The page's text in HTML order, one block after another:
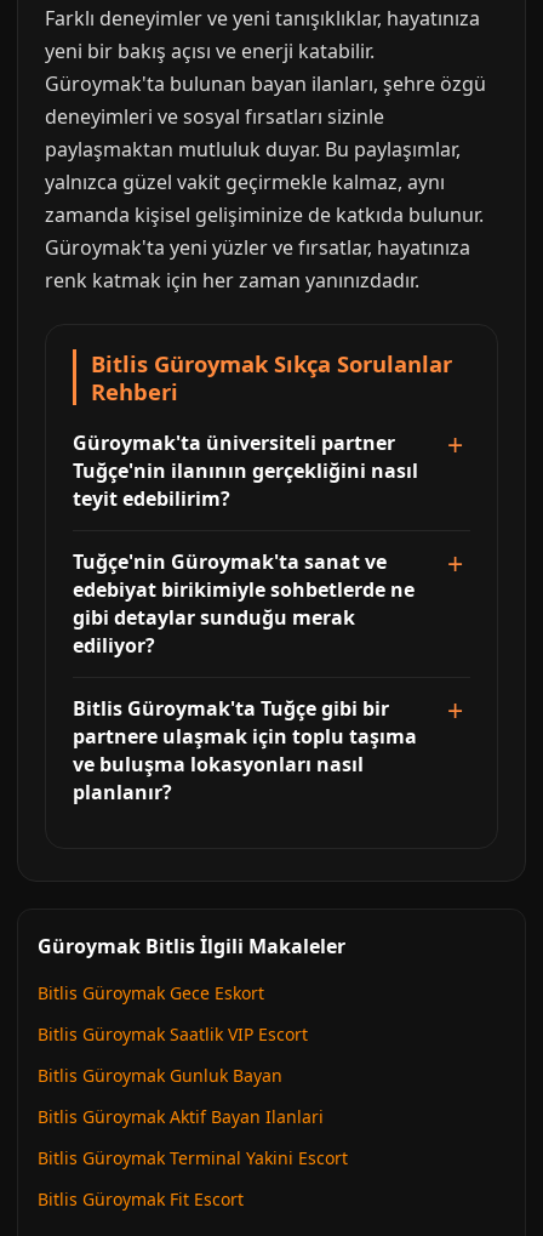
Farklı deneyimler ve yeni tanışıklıklar, hayatınıza
yeni bir bakış açısı ve enerji katabilir.
Güroymak'ta bulunan bayan ilanları, şehre özgü
deneyimleri ve sosyal fırsatları sizinle
paylaşmaktan mutluluk duyar. Bu paylaşımlar,
yalnızca güzel vakit geçirmekle kalmaz, aynı
zamanda kişisel gelişiminize de katkıda bulunur.
Güroymak'ta yeni yüzler ve fırsatlar, hayatınıza
renk katmak için her zaman yanınızdadır.
Bitlis Güroymak Sıkça Sorulanlar
Rehberi
Güroymak'ta üniversiteli partner
Tuğçe'nin ilanının gerçekliğini nasıl
teyit edebilirim?
Tuğçe'nin Güroymak'ta sanat ve
edebiyat birikimiyle sohbetlerde ne
gibi detaylar sunduğu merak
ediliyor?
Bitlis Güroymak'ta Tuğçe gibi bir
partnere ulaşmak için toplu taşıma
ve buluşma lokasyonları nasıl
planlanır?
Güroymak Bitlis İlgili Makaleler
Bitlis Güroymak Gece Eskort
Bitlis Güroymak Saatlik VIP Escort
Bitlis Güroymak Gunluk Bayan
Bitlis Güroymak Aktif Bayan Ilanlari
Bitlis Güroymak Terminal Yakini Escort
Bitlis Güroymak Fit Escort